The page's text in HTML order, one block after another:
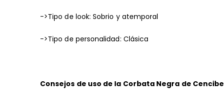
->Tipo de look: Sobrio y atemporal
->Tipo de personalidad: Clásica
Consejos de uso de la Corbata Negra de